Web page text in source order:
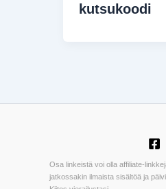
kutsukoodi
Osa linkeistä voi olla affiliate-
jatkossakin ilmaista sisältöä ja